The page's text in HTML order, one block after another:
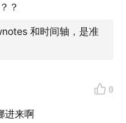
、Tether、USDT、
）、支付、
？
和时间轴，是准
0
进来啊